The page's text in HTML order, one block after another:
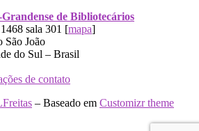
de Bibliotecários
sala 301 [mapa]
São João
do Sul – Brasil
de contato
– Baseado em Customizr theme